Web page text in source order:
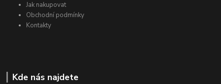
Jak nakupovat
Obchodní podmínky
Kontakty
Kde nás najdete